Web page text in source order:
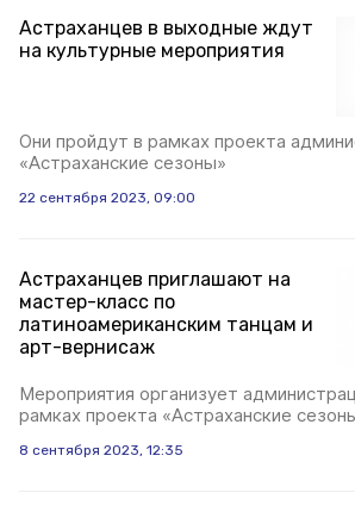
Астраханцев в выходные ждут
на культурные мероприятия
Они пройдут в рамках проекта
«Астраханские сезоны»
22 сентября 2023, 09:00
Астраханцев приглашают на
мастер-класс по
латиноамериканским танцам и
арт-вернисаж
Мероприятия организует
рамках проекта «Астраханские
8 сентября 2023, 12:35